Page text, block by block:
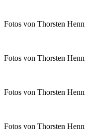
Fotos von Thorsten
Fotos von Thorsten
Fotos von Thorsten
Fotos von Thorsten